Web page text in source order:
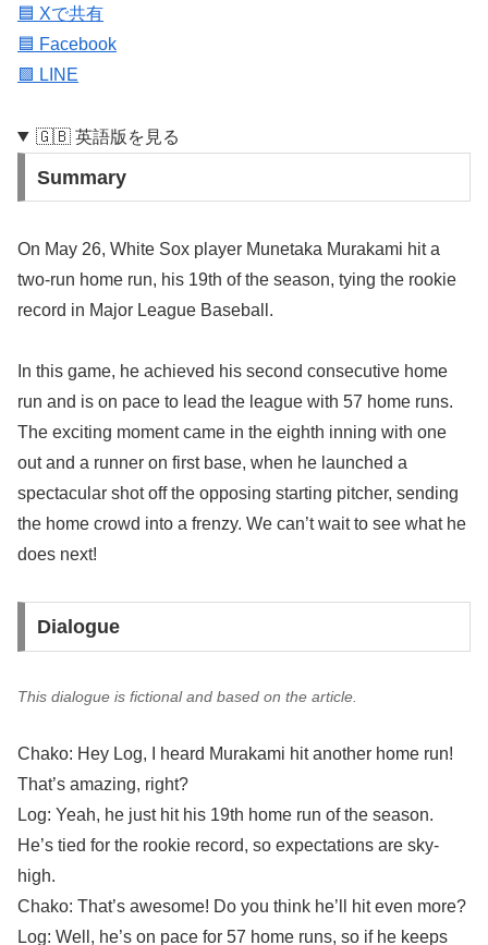
🟦 Xで共有
🟦 Facebook
🟩 LINE
🇬🇧 英語版を見る
Summary
On May 26, White Sox player Munetaka Murakami hit a
two-run home run, his 19th of the season, tying the rookie
record in Major League Baseball.
In this game, he achieved his second consecutive home
run and is on pace to lead the league with 57 home runs.
The exciting moment came in the eighth inning with one
out and a runner on first base, when he launched a
spectacular shot off the opposing starting pitcher, sending
the home crowd into a frenzy. We can’t wait to see what he
does next!
Dialogue
This dialogue is fictional and based on the article.
Chako: Hey Log, I heard Murakami hit another home run!
That’s amazing, right?
Log: Yeah, he just hit his 19th home run of the season.
He’s tied for the rookie record, so expectations are sky-
high.
Chako: That’s awesome! Do you think he’ll hit even more?
Log: Well, he’s on pace for 57 home runs, so if he keeps